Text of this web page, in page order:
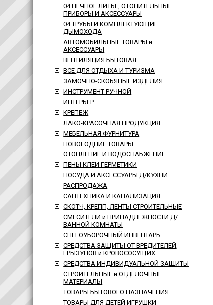
04 ПЕЧНОЕ ЛИТЬЕ, ОТОПИТЕЛЬНЫЕ
ПРИБОРЫ И АКСЕССУАРЫ
04 ТРУБЫ И КОМПЛЕКТУЮЩИЕ
ДЫМОХОДА
АВТОМОБИЛЬНЫЕ ТОВАРЫ и
АКСЕССУАРЫ
ВЕНТИЛЯЦИЯ БЫТОВАЯ
ВСЕ ДЛЯ ОТДЫХА И ТУРИЗМА
ЗАМОЧНО-СКОБЯНЫЕ ИЗДЕЛИЯ
ИНСТРУМЕНТ РУЧНОЙ
ИНТЕРЬЕР
КРЕПЕЖ
ЛАКО-КРАСОЧНАЯ ПРОДУКЦИЯ
МЕБЕЛЬНАЯ ФУРНИТУРА
НОВОГОДНИЕ ТОВАРЫ
ОТОПЛЕНИЕ И ВОДОСНАБЖЕНИЕ
ПЕНЫ КЛЕИ ГЕРМЕТИКИ
ПОСУДА И АКСЕССУАРЫ Д/КУХНИ
РАСПРОДАЖА
САНТЕХНИКА И КАНАЛИЗАЦИЯ
СКОТЧ, КРЕПП, ЛЕНТЫ СТРОИТЕЛЬНЫЕ
СМЕСИТЕЛИ и ПРИНАДЛЕЖНОСТИ Д/
ВАННОЙ КОМНАТЫ
СНЕГОУБОРОЧНЫЙ ИНВЕНТАРЬ
СРЕДСТВА ЗАЩИТЫ ОТ ВРЕДИТЕЛЕЙ,
ГРЫЗУНОВ и КРОВОСОСУЩИХ
СРЕДСТВА ИНДИВИДУАЛЬНОЙ ЗАЩИТЫ
СТРОИТЕЛЬНЫЕ и ОТДЕЛОЧНЫЕ
МАТЕРИАЛЫ
ТОВАРЫ БЫТОВОГО НАЗНАЧЕНИЯ
ТОВАРЫ ДЛЯ ДЕТЕЙ ИГРУШКИ